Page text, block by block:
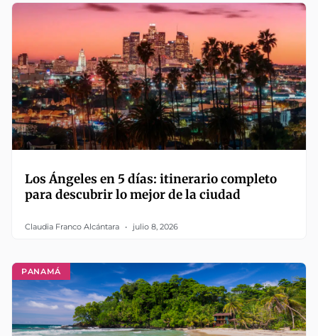
Los Ángeles en 5 días: itinerario completo
para descubrir lo mejor de la ciudad
Claudia Franco Alcántara julio 8, 2026
PANAMÁ